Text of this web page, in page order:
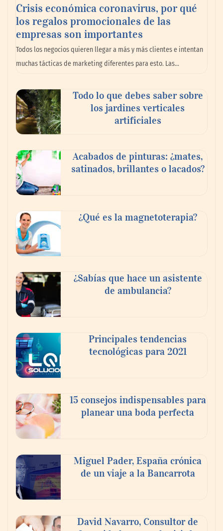
La omnicanalidad redefine la forma de
planear viajes en México
buscan proyectar talento mexicano y
fortalecer el turismo médico
En el Día de la Cerveza, Grupo Modelo
mundo elige para reunirse: 7 de cada 10 la
escogen
compromiso para el eclipse solar del 12 de
agosto
Crisis económica coronavirus, por qué
los regalos promocionales de las
empresas son importantes
Todos los negocios quieren llegar a más y más clientes e intentan
muchas tácticas de marketing diferentes para esto. Las…
Todo lo que debes saber sobre
los jardines verticales
artificiales
Acabados de pinturas: ¿mates,
satinados, brillantes o lacados?
¿Qué es la magnetoterapia?
¿Sabías que hace un asistente
de ambulancia?
Principales tendencias
tecnológicas para 2021
15 consejos indispensables para
planear una boda perfecta
Miguel Pader, España crónica
de un viaje a la Bancarrota
David Navarro, Consultor de